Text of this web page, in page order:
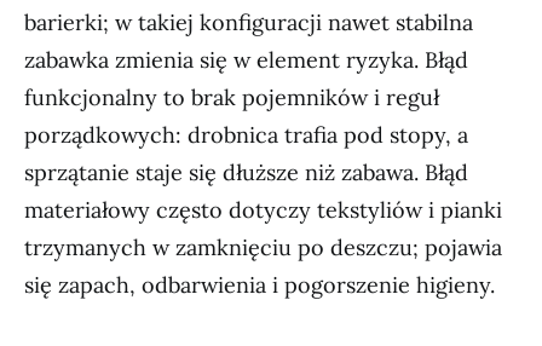
barierki; w takiej konfiguracji nawet stabilna
zabawka zmienia się w element ryzyka. Błąd
funkcjonalny to brak pojemników i reguł
porządkowych: drobnica trafia pod stopy, a
sprzątanie staje się dłuższe niż zabawa. Błąd
materiałowy często dotyczy tekstyliów i pianki
trzymanych w zamknięciu po deszczu; pojawia
się zapach, odbarwienia i pogorszenie higieny.